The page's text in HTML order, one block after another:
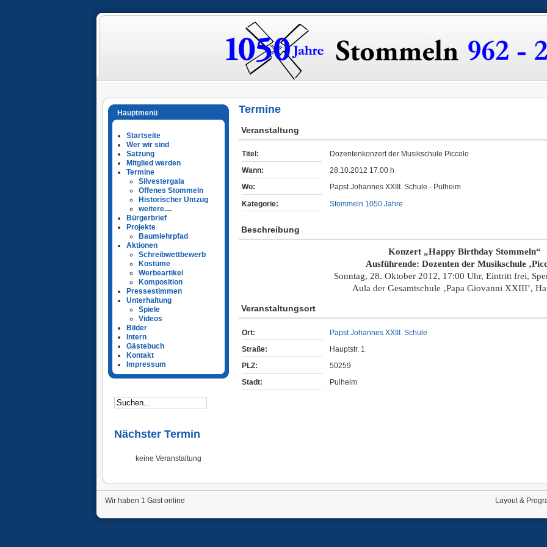
Hauptmenü
Startseite
Wer wir sind
Satzung
Mitglied werden
Termine
Silvestergala
Offenes Stommeln
Historischer Umzug
weitere....
Bürgerbrief
Projekte
Baumlehrpfad
Aktionen
Schreibwettbewerb
Kostüme
Werbeartikel
Komposition
Pressestimmen
Unterhaltung
Spiele
Videos
Bilder
Intern
Gästebuch
Kontakt
Impressum
Nächster Termin
keine Veranstaltung
Termine
Veranstaltung
Titel:
Dozentenkonzert der Musikschule Piccolo
Wann:
28.10.2012 17.00 h
Wo:
Papst Johannes XXIII. Schule - Pulheim
Kategorie:
Stommeln 1050 Jahre
Beschreibung
Konzert „Happy Birthday Stommeln“
Ausführende: Dozenten der Musikschule
Sonntag, 28. Oktober 2012, 17:00 Uhr, Eintritt frei,
Aula der Gesamtschule ‚Papa Giovanni XXIII’,
Veranstaltungsort
Ort:
Papst Johannes XXIII. Schule
Straße:
Hauptstr. 1
PLZ:
50259
Stadt:
Pulheim
Wir haben 1 Gast online Layout &